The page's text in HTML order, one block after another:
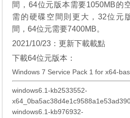
間，64位元版本需要1050MB的
需的硬碟空間則更大，32位元
間，64位元需要7400MB。
2021/10/23：更新下載載點
下載64位元版本：
Windows 7 Service Pack 1 for x64-
windows6.1-kb2533552-
windows6.1-kb976932-